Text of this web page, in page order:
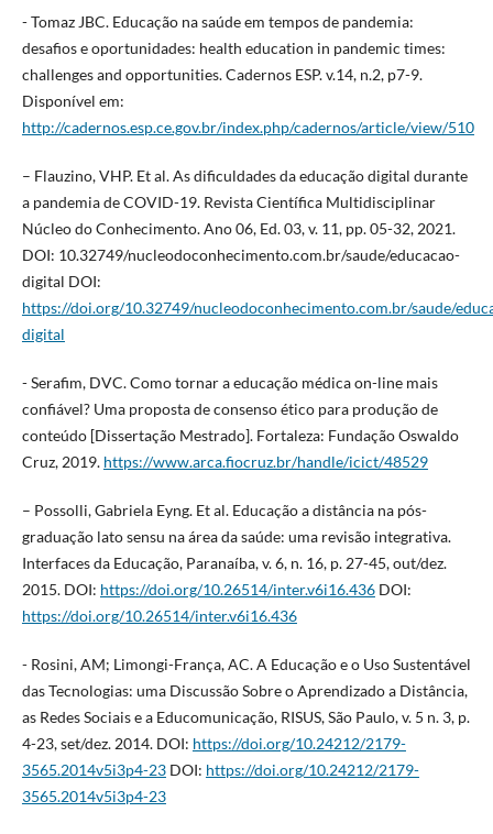
- Tomaz JBC. Educação na saúde em tempos de pandemia:
desafios e oportunidades: health education in pandemic times:
challenges and opportunities. Cadernos ESP. v.14, n.2, p7-9.
Disponível em:
http://cadernos.esp.ce.gov.br/index.php/cadernos/article/view/510
– Flauzino, VHP. Et al. As dificuldades da educação digital durante
a pandemia de COVID-19. Revista Científica Multidisciplinar
Núcleo do Conhecimento. Ano 06, Ed. 03, v. 11, pp. 05-32, 2021.
DOI: 10.32749/nucleodoconhecimento.com.br/saude/educacao-
digital DOI:
https://doi.org/10.32749/nucleodoconhecimento.com.br/saude/
digital
- Serafim, DVC. Como tornar a educação médica on-line mais
confiável? Uma proposta de consenso ético para produção de
conteúdo [Dissertação Mestrado]. Fortaleza: Fundação Oswaldo
Cruz, 2019. https://www.arca.fiocruz.br/handle/icict/48529
– Possolli, Gabriela Eyng. Et al. Educação a distância na pós-
graduação lato sensu na área da saúde: uma revisão integrativa.
Interfaces da Educação, Paranaíba, v. 6, n. 16, p. 27-45, out/dez.
2015. DOI: https://doi.org/10.26514/inter.v6i16.436DOI:
https://doi.org/10.26514/inter.v6i16.436
- Rosini, AM; Limongi-França, AC. A Educação e o Uso Sustentável
das Tecnologias: uma Discussão Sobre o Aprendizado a Distância,
as Redes Sociais e a Educomunicação, RISUS, São Paulo, v. 5 n. 3, p.
4-23, set/dez. 2014. DOI: https://doi.org/10.24212/2179-
3565.2014v5i3p4-23DOI: https://doi.org/10.24212/2179-
3565.2014v5i3p4-23